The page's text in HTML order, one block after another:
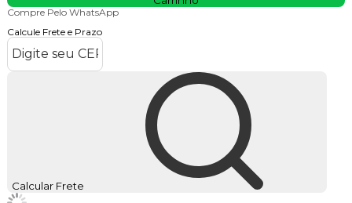
Compre Pelo WhatsApp
Calcule Frete e Prazo
Calcular Frete